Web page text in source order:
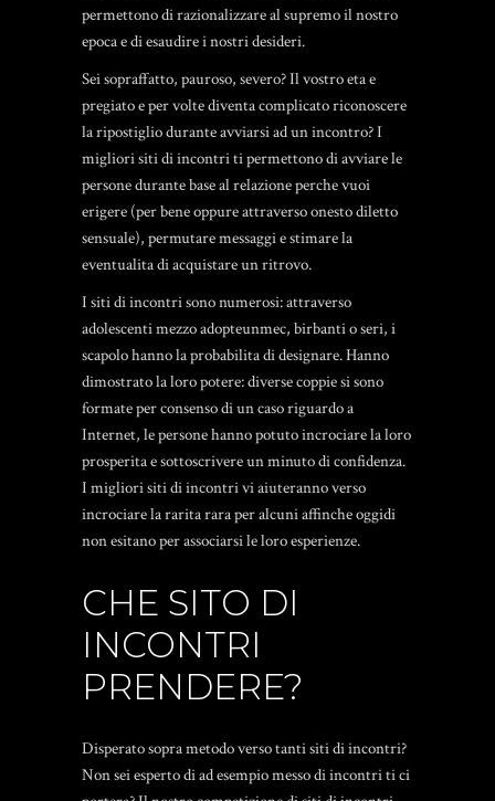
permettono di razionalizzare al supremo il nostro
epoca e di esaudire i nostri desideri.
Sei sopraffatto, pauroso, severo? Il vostro eta e
pregiato e per volte diventa complicato riconoscere
la ripostiglio durante avviarsi ad un incontro? I
migliori siti di incontri ti permettono di avviare le
persone durante base al relazione perche vuoi
erigere (per bene oppure attraverso onesto diletto
sensuale), permutare messaggi e stimare la
eventualita di acquistare un ritrovo.
I siti di incontri sono numerosi: attraverso
adolescenti mezzo adopteunmec, birbanti o seri, i
scapolo hanno la probabilita di designare. Hanno
dimostrato la loro potere: diverse coppie si sono
formate per consenso di un caso riguardo a
Internet, le persone hanno potuto incrociare la loro
prosperita e sottoscrivere un minuto di confidenza.
I migliori siti di incontri vi aiuteranno verso
incrociare la rarita rara per alcuni affinche oggidi
non esitano per associarsi le loro esperienze.
CHE SITO DI
INCONTRI
PRENDERE?
Disperato sopra metodo verso tanti siti di incontri?
Non sei esperto di ad esempio messo di incontri ti ci